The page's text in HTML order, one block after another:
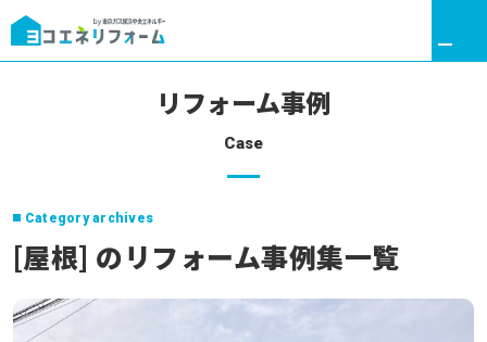
ヨコエネと叶える理想の暮らし
リフォームメニュー
リフォーム事例
リフォーム事例
Case
Category archives
[屋根] のリフォーム事例集一覧